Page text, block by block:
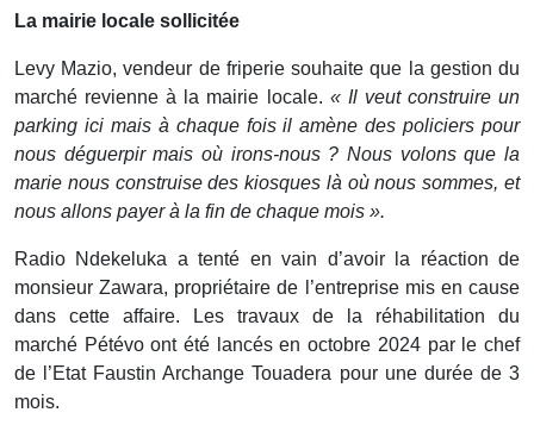
La mairie locale sollicitée
Levy Mazio, vendeur de friperie souhaite que la gestion du
marché revienne à la mairie locale. « Il veut construire un
parking ici mais à chaque fois il amène des policiers pour
nous déguerpir mais où irons-nous ? Nous volons que la
marie nous construise des kiosques là où nous sommes, et
nous allons payer à la fin de chaque mois ».
Radio Ndekeluka a tenté en vain d’avoir la réaction de
monsieur Zawara, propriétaire de l’entreprise mis en cause
dans cette affaire. Les travaux de la réhabilitation du
marché Pétévo ont été lancés en octobre 2024 par le chef
de l’Etat Faustin Archange Touadera pour une durée de 3
mois.